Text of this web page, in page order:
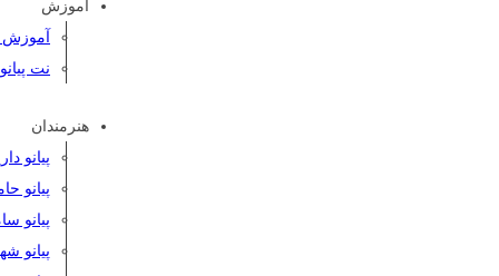
آموزش
آموزش
نت پیانو
هنرمندان
پیانو
پیانو
پیانو
پیانو